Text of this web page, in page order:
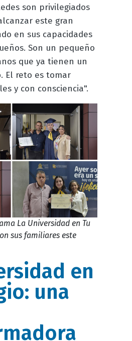
son privilegiados
este gran
en sus capacidades
Son un pequeño
que ya tienen un
El reto es tomar
y con consciencia".
La Universidad en Tu
sus familiares este
en
una